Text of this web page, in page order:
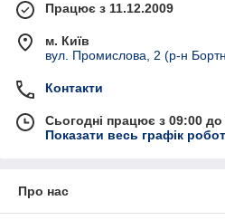
Працює з 11.12.2009
м. Київ
вул. Промислова, 2 (р-н
Контакти
Сьогодні працює з 09:00 до
Показати весь графік
Про нас